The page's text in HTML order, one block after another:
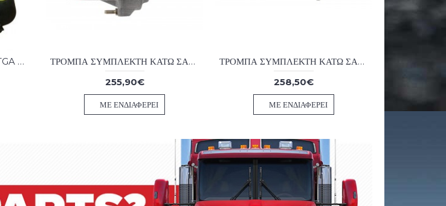
ΞΥΡΑΝΤΗΡΑΣ ECAM ΜΑΝ TGA ΚΑΙΝΟΥΡΓΙΟΣ ΓΝΗΣΙΟΣ
ΤΡΟΜΠΑ ΣΥΜΠΛΕΚΤΗ ΚΑΤΩ ΣΑΣΜΑΝ MERCEDES ATEGO 1/2 ΤΥΠΟΥ HALDEX
255,90€
ΜΕ ΕΝΔΙΑΦΈΡΕΙ
ΤΡΟΜΠΑ ΣΥΜΠΛΕΚΤΗ ΚΑΤΩ ΣΑΣΜΑΝ MERCEDES ATEGO I WABCO
258,50€
ΜΕ ΕΝΔΙΑΦΈΡΕΙ